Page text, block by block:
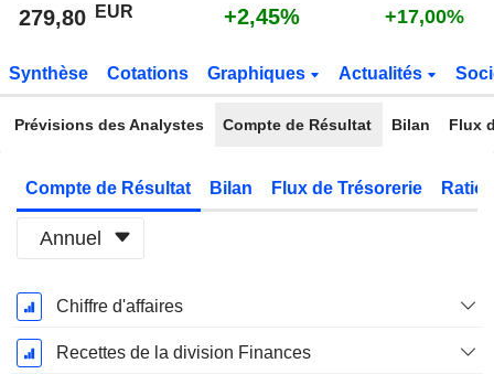
279,80 EUR +2,45% +17,00%
Synthèse Cotations Graphiques Actualités
Prévisions des Analystes Compte de Résultat Bilan Flux
Compte de Résultat Bilan Flux de Trésorerie
Annuel
Période
Fiscale:
Septembre
Chiffre d'affaires
Recettes de la division Finances